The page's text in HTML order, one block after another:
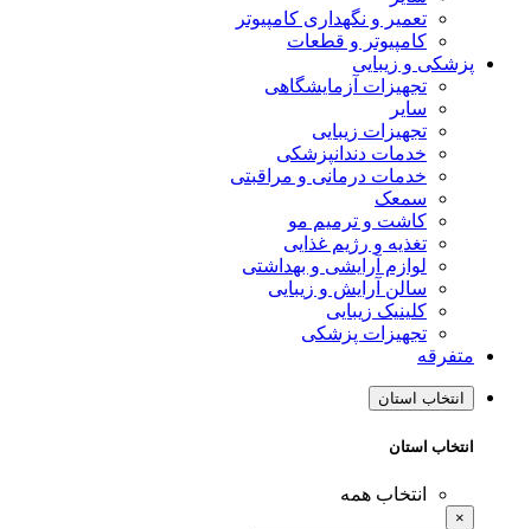
تعمیر و نگهداری کامپیوتر
کامپیوتر و قطعات
پزشکی و زیبایی
تجهیزات آزمایشگاهی
سایر
تجهیزات زیبایی
خدمات دندانپزشکی
خدمات درمانی و مراقبتی
سمعک
کاشت و ترمیم مو
تغذیه و رژیم غذایی
لوازم آرایشی و بهداشتی
سالن آرایش و زیبایی
کلینیک زیبایی
تجهیزات پزشکی
متفرقه
انتخاب استان
انتخاب استان
انتخاب همه
×